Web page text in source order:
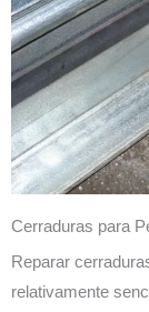
Cerraduras para
Reparar
relativamente